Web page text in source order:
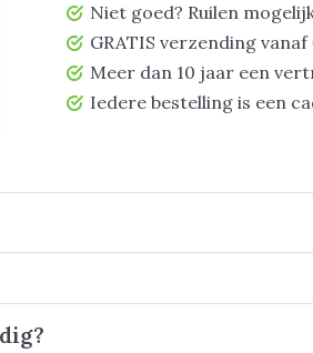
Niet goed? Ruilen
GRATIS verzending vanaf
Meer dan 10 jaar een
Iedere bestelling is een